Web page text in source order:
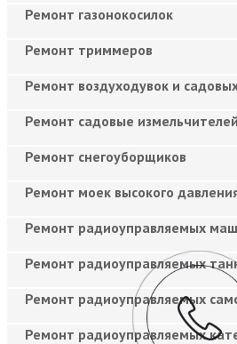
Ремонт газонокосилок
Ремонт триммеров
Ремонт воздуходувок и
Ремонт садовые измельчителей
Ремонт снегоуборщиков
Ремонт моек высокого
Ремонт радиоуправляемых
Ремонт радиоуправляемых
Ремонт радиоуправляемых
Ремонт радиоуправляемых